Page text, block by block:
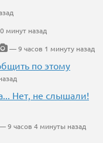
минут назад
— 9 часов 1 минуту назад
по этому
Нет, не слышали!
9 часов 4 минуты назад